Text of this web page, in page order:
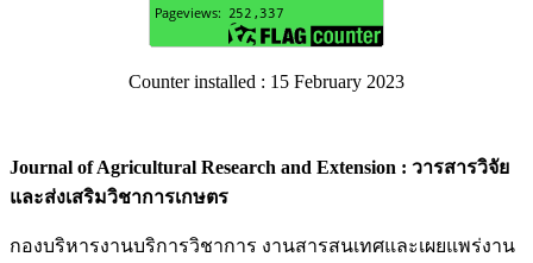
Counter installed : 15 February 2023
Journal of Agricultural Research and Extension : วารสารวิจัย
และส่งเสริมวิชาการเกษตร
กองบริหารงานบริการวิชาการ งานสารสนเทศและเผยแพร่งาน